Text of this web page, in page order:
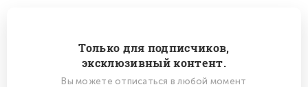
Только для подписчиков,
эксклюзивный контент.
Вы можете отписаться в любой момент